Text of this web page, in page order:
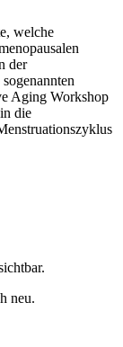
welche
der
Aging Workshop
die
neu.